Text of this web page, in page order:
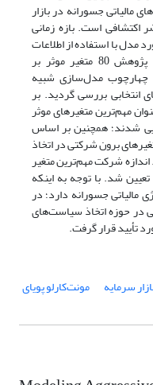
جسورانه در بازار
است. بازه زمانی
1390 است. برآورد مدل با استفاده از اطلاعات
221 شرکت انجام شده است. در این پژوهش‌ 80 متغیر موثر بر
چهارچوب مدل‌سازی شبیه
انتخابی بررسی گردید. بر
16 متغیر به عنوان مهم‌ترین متغیرهای موثر
شدند؛ همچنین بر اساس
برون شرکتی در اتخاذ
اندازه شرکت مهم‌ترین متغیر
شد. با توجه به اینکه
مالیاتی جسورانه دارد؛ در
در حوزه اتخاذ سیاست‌های
تأیید قرار گرفت.
سرمایه مونت‌کارلو پویای